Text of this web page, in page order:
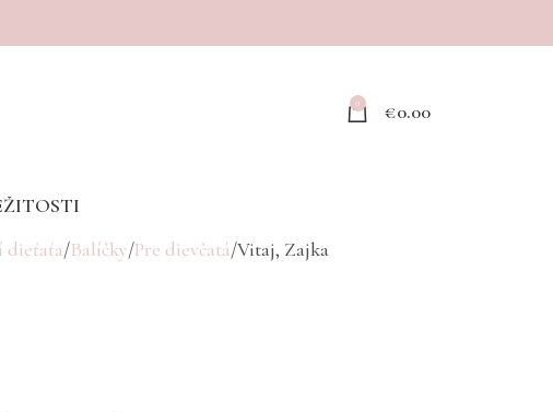
0 €0.00
dieťaťa Balíčky Pre dievčatá Vitaj, Zajka